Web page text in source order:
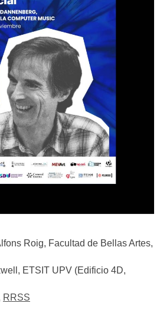
Roig, Facultad de Bellas Artes,
ETSIT UPV (Edificio 4D,
RRSS